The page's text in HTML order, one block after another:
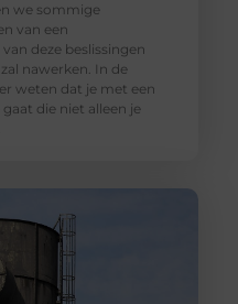
we sommige
van een
deze beslissingen
nawerken. In de
weten dat je met een
die niet alleen je